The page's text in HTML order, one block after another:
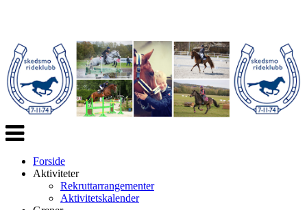
Veksle
navigasjon
Forside
Aktiviteter
Rekruttarrangementer
Aktivitetskalender